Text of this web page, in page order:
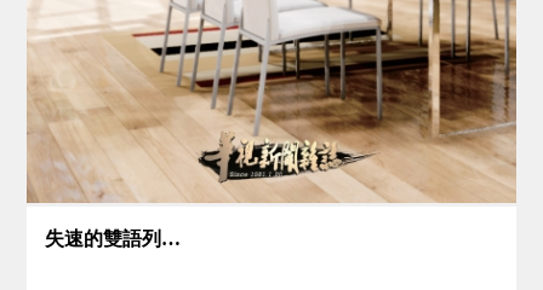
失速的雙語列車？